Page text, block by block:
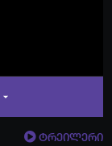
ტრეილერი